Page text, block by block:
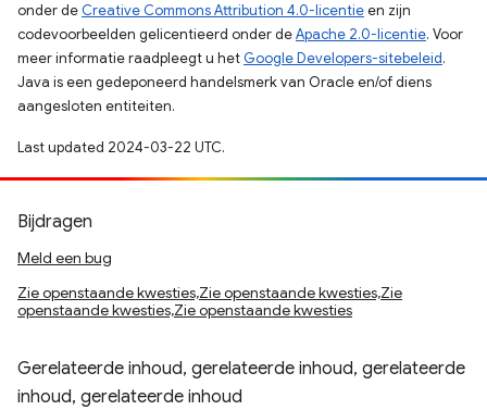
onder de Creative Commons Attribution 4.0-licentieen zijn
codevoorbeelden gelicentieerd onder deApache 2.0-licentie. Voor
meer informatie raadpleegt u het Google Developers-sitebeleid.
Java is een gedeponeerd handelsmerk van Oracle en/of diens
aangesloten entiteiten.
Last updated 2024-03-22 UTC.
Bijdragen
Meld een bug
Zie openstaande kwesties,Zie openstaande kwesties,Zie
openstaande kwesties,Zie openstaande kwesties
Gerelateerde inhoud, gerelateerde inhoud, gerelateerde
inhoud, gerelateerde inhoud